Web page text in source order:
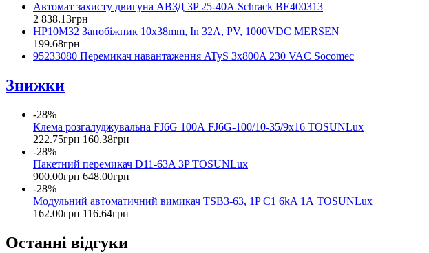
Автомат захисту двигуна АВЗД 3P 25-40А Schrack BE400313
2 838.13грн
HP10M32 Запобіжник 10х38mm, In 32A, PV, 1000VDC MERSEN
199.68грн
95233080 Перемикач навантаження ATyS 3x800A 230 VAC Socomec
Знижки
-28%
Клема розгалуджувальна FJ6G 100А FJ6G-100/10-35/9х16 TOSUNLux
222.75грн 160.38грн
-28%
Пакетний перемикач D11-63A 3P TOSUNLux
900.00грн 648.00грн
-28%
Модульний автоматичний вимикач TSB3-63, 1P C1 6kA 1А TOSUNLux
162.00грн 116.64грн
Останні відгуки